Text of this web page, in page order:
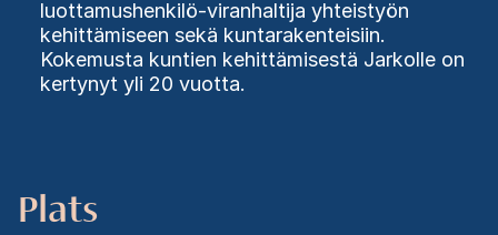
luottamushenkilö-viranhaltija yhteistyön
kehittämiseen sekä kuntarakenteisiin.
Kokemusta kuntien kehittämisestä Jarkolle on
kertynyt yli 20 vuotta.
Plats